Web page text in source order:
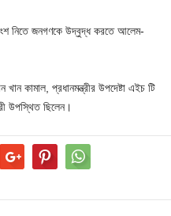
অংশ নিতে জনগণকে উদ্বুদ্ধ করতে আলেম-
খান কামাল, প্রধানমন্ত্রীর উপদেষ্টা এইচ টি
উপস্থিত ছিলেন।